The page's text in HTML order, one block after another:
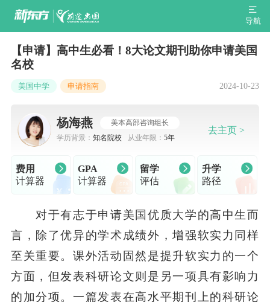
导航
【申请】高中生必看！8大论文期刊助你申请美国
名校
美国中学 申请指南 2024-10-23
杨海燕
美本高部咨询组长
学历背景： 知名院校 从业年限： 5年
去主页 >
费用
计算器
GPA
计算器
留学
评估
升学
路径
对于有志于申请美国优质大学的高中生而
言，除了优异的学术成绩外，增强软实力同样
至关重要。课外活动固然是提升软实力的一个
方面，但发表科研论文则是另一项具有影响力
的加分项。一篇发表在高水平期刊上的科研论